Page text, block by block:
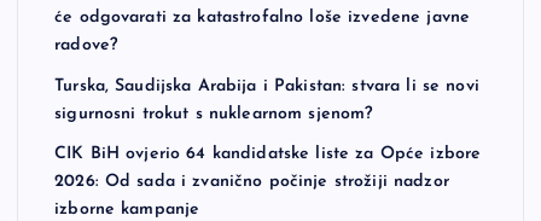
će odgovarati za katastrofalno loše izvedene javne
radove?
Turska, Saudijska Arabija i Pakistan: stvara li se novi
sigurnosni trokut s nuklearnom sjenom?
CIK BiH ovjerio 64 kandidatske liste za Opće izbore
2026: Od sada i zvanično počinje strožiji nadzor
izborne kampanje